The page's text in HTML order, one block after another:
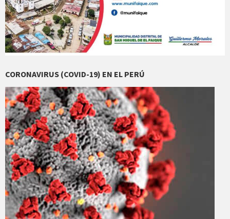
CORONAVIRUS (COVID-19) EN EL PERÚ